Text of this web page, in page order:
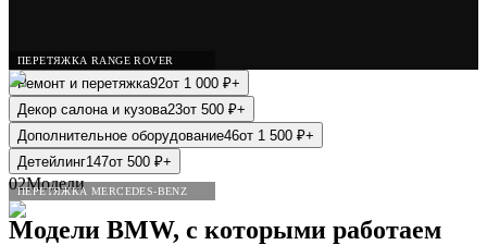
ПЕРЕТЯЖКА RANGE ROVER
ПЕРЕТЯЖКА MERCEDES-BENZ
Ремонт и перетяжка92от 1 000 ₽+
Декор салона и кузова23от 500 ₽+
Дополнительное оборудование46от 1 500 ₽+
Детейлинг147от 500 ₽+
02Модели
Модели BMW, с которыми работаем